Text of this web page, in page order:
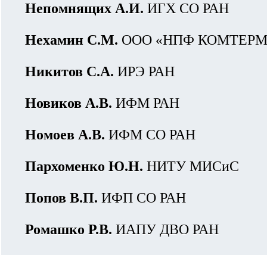
Непомнящих А.И. ИГХ СО РАН
Нехамин С.М. ООО «НПФ
Никитов С.А. ИРЭ РАН
Новиков А.В. ИФМ РАН
Номоев А.В. ИФМ СО РАН
Пархоменко Ю.Н. НИТУ МИСиС
Попов В.П. ИФП СО РАН
Ромашко Р.В. ИАПУ ДВО РАН